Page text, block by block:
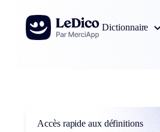
Aller au contenu
Dictionnaire
Accès rapide aux définitions